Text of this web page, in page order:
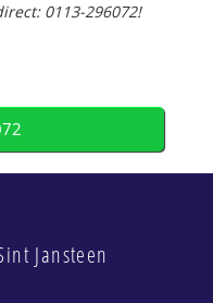
0113-296072!
Jansteen